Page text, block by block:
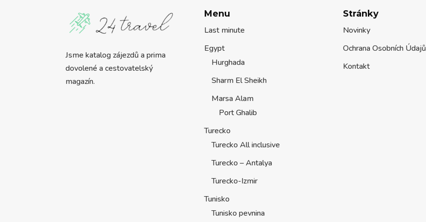
Jsme katalog zájezdů a prima
dovolené a cestovatelský
magazín.
Menu
Last minute
Egypt
Hurghada
Sharm El Sheikh
Marsa Alam
Port Ghalib
Turecko
Turecko All inclusive
Turecko – Antalya
Turecko-Izmir
Tunisko
Tunisko pevnina
Stránky
Novinky
Ochrana Osobních Údajů
Kontakt